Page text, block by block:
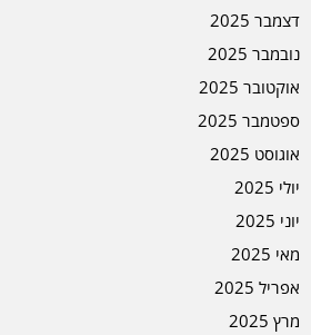
דצמבר 2025
נובמבר 2025
אוקטובר 2025
ספטמבר 2025
אוגוסט 2025
יולי 2025
יוני 2025
מאי 2025
אפריל 2025
מרץ 2025